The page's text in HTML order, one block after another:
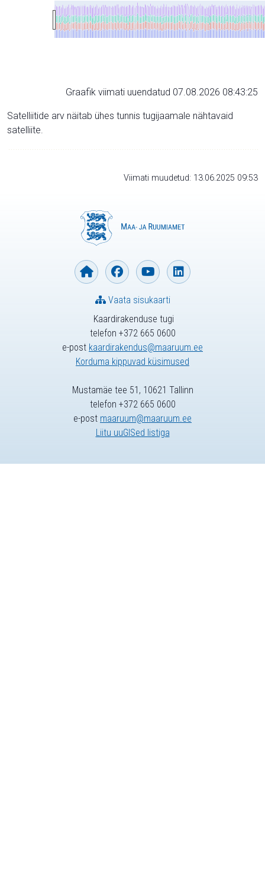
Graafik viimati uuendatud 07.08.2026 08:43:25
Satelliitide arv näitab ühes tunnis tugijaamale nähtavaid
satelliite.
Viimati muudetud: 13.06.2025 09:53
Kaardirakenduse tugi
telefon +372 665 0600
e-post kaardirakendus@maaruum.ee
Korduma kippuvad küsimused
Vaata sisukaarti
Mustamäe tee 51, 10621 Tallinn
telefon +372 665 0600
e-post maaruum@maaruum.ee
Liitu uuGISed listiga